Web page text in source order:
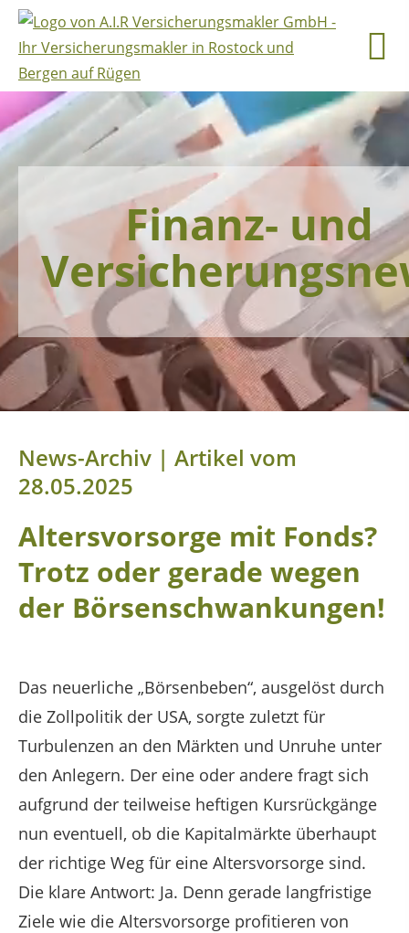
Finanz- und
News-Archiv | Artikel vom
28.05.2025
Altersvorsorge mit Fonds?
Trotz oder gerade wegen
der Börsenschwankungen!
Das neuerliche „Börsenbeben“, ausgelöst durch
die Zollpolitik der USA, sorgte zuletzt für
Turbulenzen an den Märkten und Unruhe unter
den Anlegern. Der eine oder andere fragt sich
aufgrund der teilweise heftigen Kursrückgänge
nun eventuell, ob die Kapitalmärkte überhaupt
der richtige Weg für eine Altersvorsorge sind.
Die klare Antwort: Ja. Denn gerade langfristige
Ziele wie die Altersvorsorge profitieren von